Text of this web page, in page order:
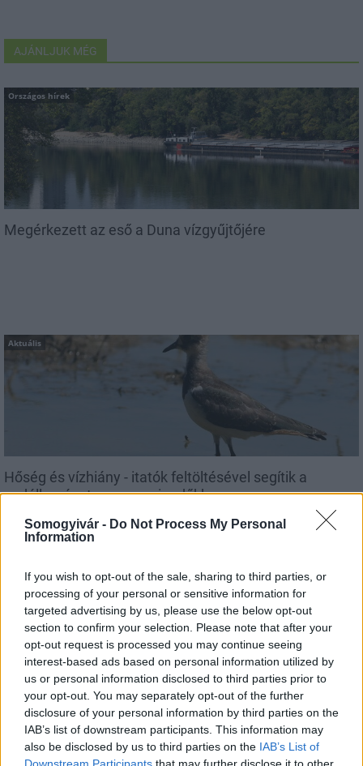
Somogyivár - Do Not Process My Personal
Information
If you wish to opt-out of the sale, sharing to third parties, or
processing of your personal or sensitive information for
targeted advertising by us, please use the below opt-out
section to confirm your selection. Please note that after your
opt-out request is processed you may continue seeing
interest-based ads based on personal information utilized by
us or personal information disclosed to third parties prior to
your opt-out. You may separately opt-out of the further
disclosure of your personal information by third parties on the
IAB’s list of downstream participants. This information may
also be disclosed by us to third parties on the IAB’s List of
AJÁNLJUK MÉG
Országos hírek
Megérkezett az eső a Duna vízgyűjtőjére
Aktuális
Hőség és vízhiány - itatók feltöltésével segítik a
vadállományt a somogyi erdőkben
Helyi hírek
Amire többmillióan vártunk: szombattól másodfokúra
csökken a riasztás